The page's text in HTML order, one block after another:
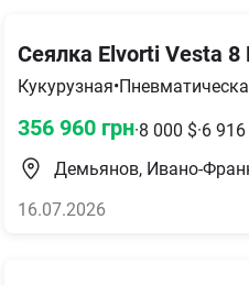
Сеялка Elvorti Vesta 8
Кукурузная•
356 960 грн·8 000 $·6 916
Демьянов, Ивано-
16.07.2026